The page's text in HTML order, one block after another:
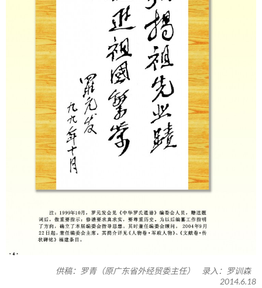
供稿：罗青（原广东省外经贸委主任） 录入：罗训森
2014.6.18